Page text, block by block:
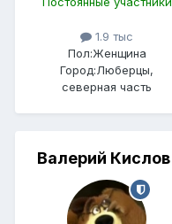
1.9 тыс
Пол:Женщина
Город:Люберцы,
северная часть
Валерий Кислов